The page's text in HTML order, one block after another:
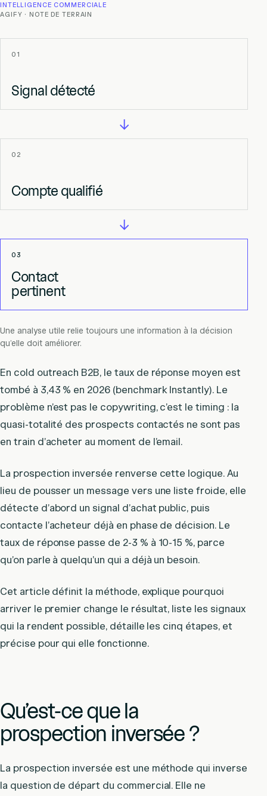
INTELLIGENCE COMMERCIALE
AGIFY · NOTE DE TERRAIN
01
Signal détecté
→
02
Compte qualifié
→
03
Contact
pertinent
Une analyse utile relie toujours une information à la décision
qu’elle doit améliorer.
En cold outreach B2B, le taux de réponse moyen est
tombé à 3,43 % en 2026 (benchmark Instantly). Le
problème n’est pas le copywriting, c’est le timing : la
quasi-totalité des prospects contactés ne sont pas
en train d’acheter au moment de l’email.
La prospection inversée renverse cette logique. Au
lieu de pousser un message vers une liste froide, elle
détecte d’abord un signal d’achat public, puis
contacte l’acheteur déjà en phase de décision. Le
taux de réponse passe de 2-3 % à 10-15 %, parce
qu’on parle à quelqu’un qui a déjà un besoin.
Cet article définit la méthode, explique pourquoi
arriver le premier change le résultat, liste les signaux
qui la rendent possible, détaille les cinq étapes, et
précise pour qui elle fonctionne.
Qu’est-ce que la
prospection inversée ?
La prospection inversée est une méthode qui inverse
la question de départ du commercial. Elle ne